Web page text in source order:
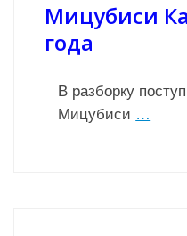
Мицубиси
года
В разборку
Мицубиси …